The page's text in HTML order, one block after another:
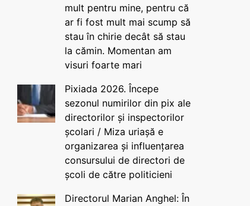
mult pentru mine, pentru că
ar fi fost mult mai scump să
stau în chirie decât să stau
la cămin. Momentan am
visuri foarte mari
Pixiada 2026. Începe
sezonul numirilor din pix ale
directorilor și inspectorilor
școlari / Miza uriașă e
organizarea și influențarea
consursului de directori de
școli de către politicieni
Directorul Marian Anghel: În